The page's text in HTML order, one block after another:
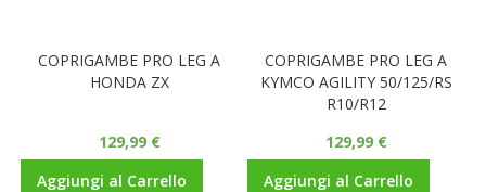
COPRIGAMBE PRO LEG A
HONDA ZX
129,99 €
Aggiungi al Carrello
COPRIGAMBE PRO LEG A
KYMCO AGILITY 50/125/RS
R10/R12
129,99 €
Aggiungi al Carrello